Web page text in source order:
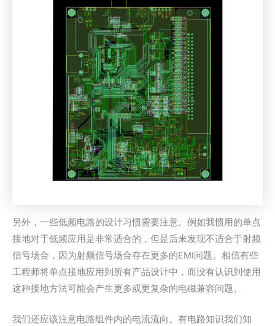
另外，一些低频电路的设计习惯需要注意。例如我惯用的单点
接地对于低频应用是非常适合的，但是后来发现不适合于射频
信号场合，因为射频信号场合存在更多的EMI问题。相信有些
工程师将单点接地应用到所有产品设计中，而没有认识到使用
这种接地方法可能会产生更多或更复杂的电磁兼容问题。
我们还应该注意电路组件内的电流流向。有电路知识我们知